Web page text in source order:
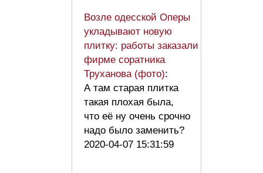
Возле одесской Оперы
укладывают новую
плитку: работы заказали
фирме соратника
Труханова (фото):
А там старая плитка
такая плохая была,
что её ну очень срочно
надо было заменить?
2020-04-07 15:31:59